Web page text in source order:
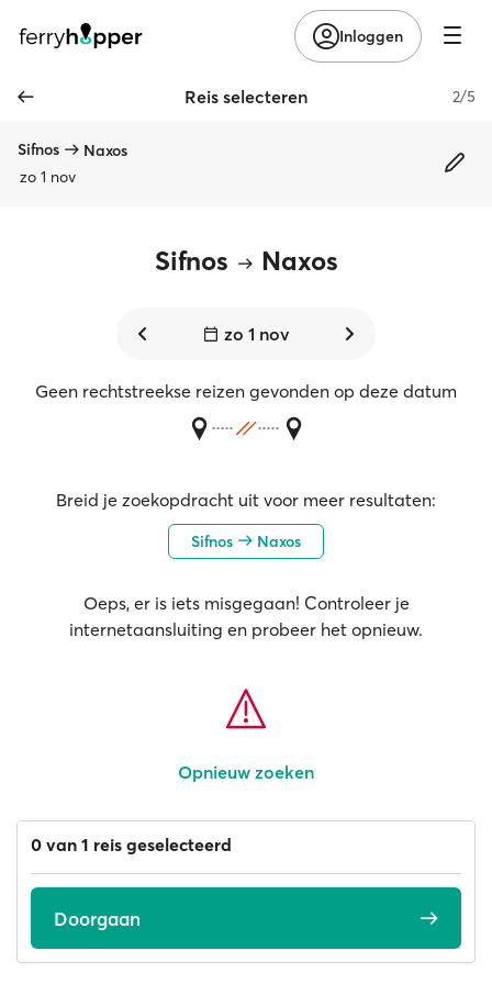
Inloggen
Reis selecteren 2/5
Sifnos
Naxos
zo 1 nov
Sifnos Naxos
zo 1 nov
Geen rechtstreekse reizen gevonden op deze datum
Breid je zoekopdracht uit voor meer resultaten:
Sifnos Naxos
Oeps, er is iets misgegaan! Controleer je
internetaansluiting en probeer het opnieuw.
Opnieuw zoeken
0 van 1 reis geselecteerd
Doorgaan